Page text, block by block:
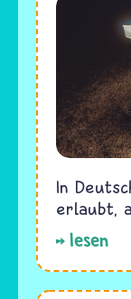
In
erlaubt,
lesen